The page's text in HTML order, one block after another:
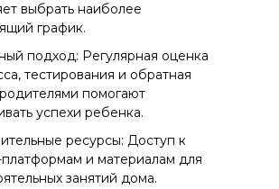
выбрать наиболее
график.
подход: Регулярная оценка
тестирования и обратная
родителями помогают
успехи ребенка.
ресурсы: Доступ к
и материалам для
занятий дома.